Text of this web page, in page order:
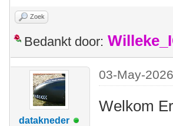
Zoek
Bedankt door:
datakneder
03-May-
Welkom